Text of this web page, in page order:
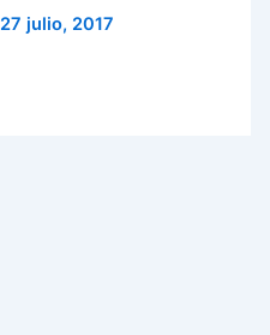
27 julio, 2017